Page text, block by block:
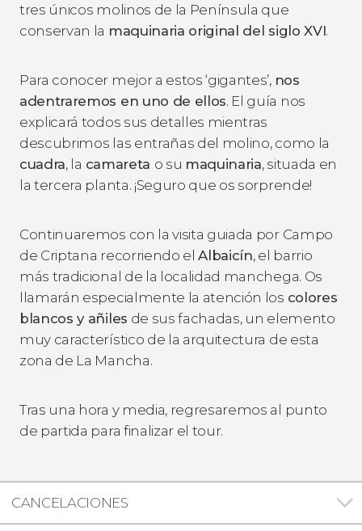
tres únicos molinos de la Península que
conservan la maquinaria original del siglo XVI.
Para conocer mejor a estos ‘gigantes’, nos
adentraremos en uno de ellos. El guía nos
explicará todos sus detalles mientras
descubrimos las entrañas del molino, como la
cuadra, la camareta o su maquinaria, situada en
la tercera planta. ¡Seguro que os sorprende!
Continuaremos con la visita guiada por Campo
de Criptana recorriendo elAlbaicín, el barrio
más tradicional de la localidad manchega. Os
llamarán especialmente la atención los colores
blancos y añiles de sus fachadas, un elemento
muy característico de la arquitectura de esta
zona de La Mancha.
Tras una hora y media, regresaremos al punto
de partida para finalizar el tour.
CANCELACIONES